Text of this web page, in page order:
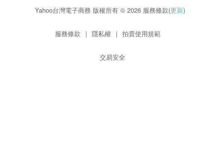
Yahoo台灣電子商務 版權所有 © 2026 服務條款(更新)
服務條款 | 隱私權 | 拍賣使用規範
交易安全